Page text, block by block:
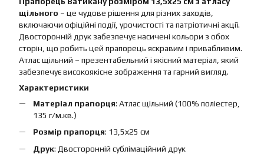
щільного – це чудове рішення для різних заходів,
включаючи офіційні події, урочистості та патріотичні акції.
Двосторонній друк забезпечує насичені кольори з обох
сторін, що робить цей прапорець яскравим і привабливим.
Атлас щільний – презентабельний і якісний матеріал, який
забезпечує високоякісне зображення та гарний вигляд.
Характеристики
Матеріал прапорця: Атлас щільний (100% поліестер,
135 г/м.кв.)
Розмір прапорця: 13,5х25 см
Друк: Двосторонній сублімаційний друк